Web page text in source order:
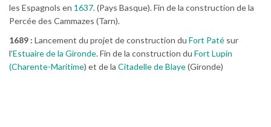
les Espagnols en 1637. (Pays Basque). Fin de la construction de la
Percée des Cammazes (Tarn).
1689 : Lancement du projet de construction du Fort Paté sur
l’Estuaire de la Gironde. Fin de la construction du Fort Lupin
(Charente-Maritime) et de la Citadelle de Blaye(Gironde)